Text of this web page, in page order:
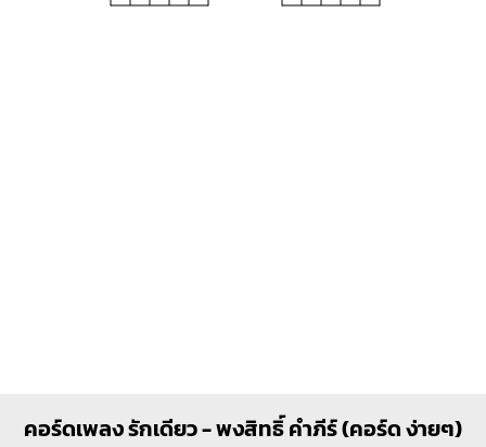
คอร์ดเพลง รักเดียว - พงสิทธิ์ คำภีร์ (คอร์ด ง่ายๆ)